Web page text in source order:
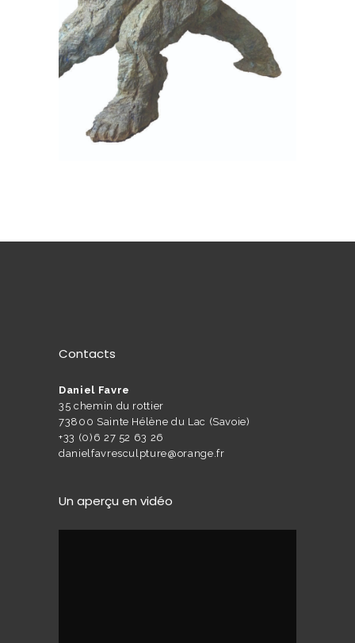
Urgonien
Contacts
Daniel Favre
35 chemin du rottier
73800 Sainte Hélène du Lac (Savoie)
+33 (0)6 27 52 63 26
danielfavresculpture@orange.fr
Un aperçu en vidéo